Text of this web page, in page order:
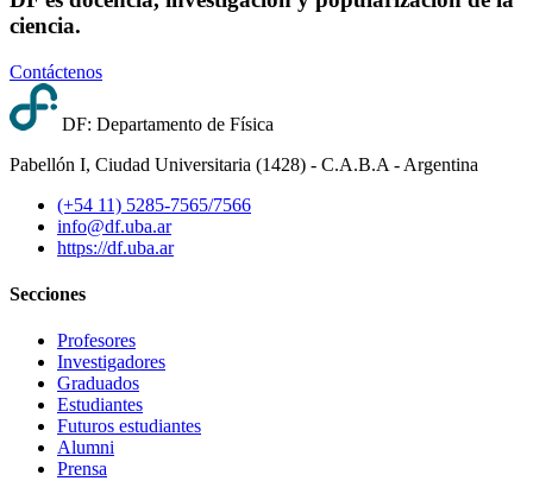
ciencia.
Contáctenos
DF: Departamento de Física
Pabellón I, Ciudad Universitaria (1428) - C.A.B.A - Argentina
(+54 11) 5285-7565/7566
info@df.uba.ar
https://df.uba.ar
Secciones
Profesores
Investigadores
Graduados
Estudiantes
Futuros estudiantes
Alumni
Prensa